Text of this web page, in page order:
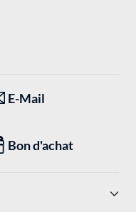
E-Mail
Bon d'achat